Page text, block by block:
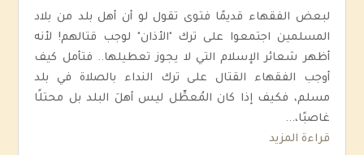
لبعض الفقهاء قديمًا فتوى تقول لو أن أهل بلد من بلاد
المسلمين اجتمعوا على ترك "الأذان" لوجب قتالهم! لأنه
أظهر شعائر الإسلام التي لا يجوز تعطيلها.. فتأمل كيف
أوجب الفقهاء القتال على ترك النداء بالصلاة في بلد
مسلم، فكيف إذا كان المُعطِّل ليس أهلَ البلد بل محتلًا
غاصبًا،...
قراءة المزيد